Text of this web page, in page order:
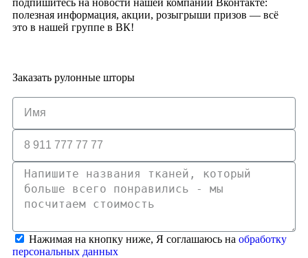
подпишитесь на новости нашей компании Вконтакте:
полезная информация, акции, розыгрыши призов — всё
это в нашей группе в ВК!
Заказать рулонные шторы
Нажимая на кнопку ниже, Я соглашаюсь на обработку
персональных данных